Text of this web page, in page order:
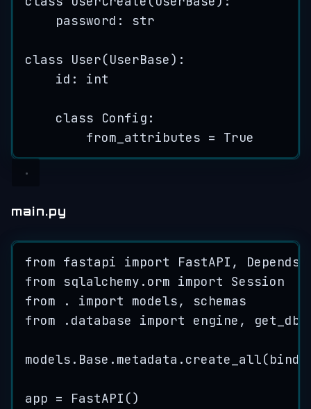
password: str
class User(UserBase):
id : int
class Config :
from_attributes = True
main.py
from fastapi import FastAPI, Depends
from sqlalchemy.orm import Session
from . import models, schemas
from .database import engine, get_db
models.Base.metadata. create_all(bind
app = FastAPI ()